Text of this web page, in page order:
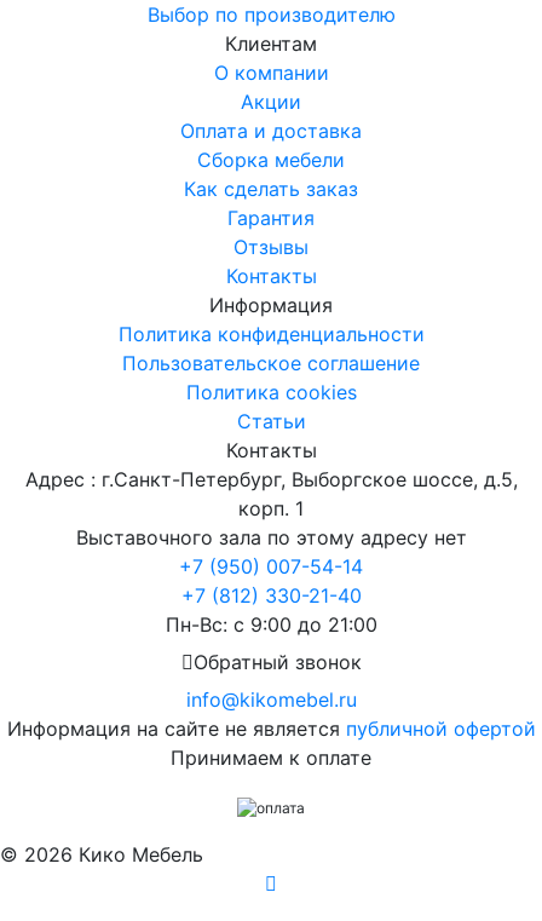
Выбор по производителю
Клиентам
О компании
Акции
Оплата и доставка
Сборка мебели
Как сделать заказ
Гарантия
Отзывы
Контакты
Информация
Политика конфиденциальности
Пользовательское соглашение
Политика cookies
Статьи
Контакты
Адрес : г.Санкт-Петербург, Выборгское шоссе, д.5,
корп. 1
Выставочного зала по этому адресу нет
+7 (950) 007-54-14
+7 (812) 330-21-40
Пн-Вс: с 9:00 до 21:00
Обратный звонок
info@kikomebel.ru
Информация на сайте не является публичной офертой
Принимаем к оплате
© 2026 Кико Мебель